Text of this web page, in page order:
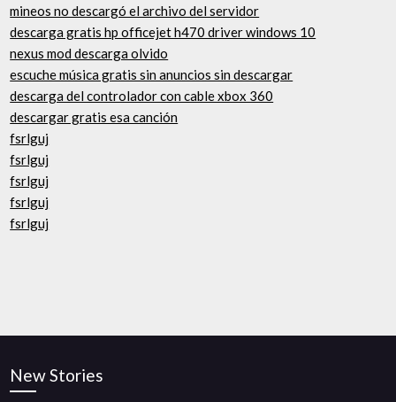
mineos no descargó el archivo del servidor
descarga gratis hp officejet h470 driver windows 10
nexus mod descarga olvido
escuche música gratis sin anuncios sin descargar
descarga del controlador con cable xbox 360
descargar gratis esa canción
fsrlguj
fsrlguj
fsrlguj
fsrlguj
fsrlguj
New Stories